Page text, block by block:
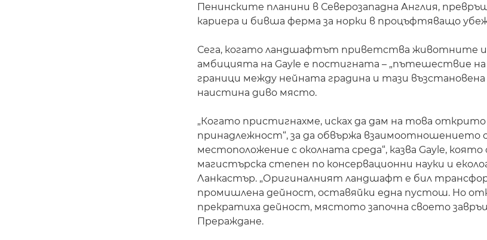
Пенинските планини в Северозападна Англия,
кариера и бивша ферма за норки в процъфтяващо
Сега, когато ландшафтът приветства животните
амбицията на Gayle е постигната – „пътешествие на
граници между нейната градина и тази възстановена
наистина диво място.
„Когато пристигнахме, исках да дам на това
принадлежност“, за да обвържа взаимоотношението
местоположение с околната среда“, казва Gayle,
магистърска степен по консервационни науки и
Ланкастър. „Оригиналният ландшафт е бил
промишлена дейност, оставяйки една пустош. Но
прекратиха дейност, мястото започна своето
Прераждане.